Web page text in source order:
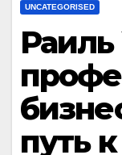
UNCATEGORISED
Раиль
путь